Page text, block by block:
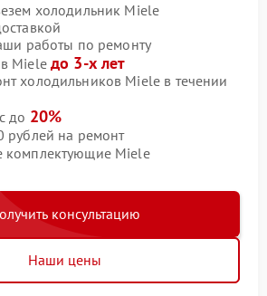
холодильник Miele
работы по ремонту
Mieleдо 3-х лет
холодильников Miele в течении
до 20%
рублей на ремонт
комплектующие Miele
консультацию
Наши цены